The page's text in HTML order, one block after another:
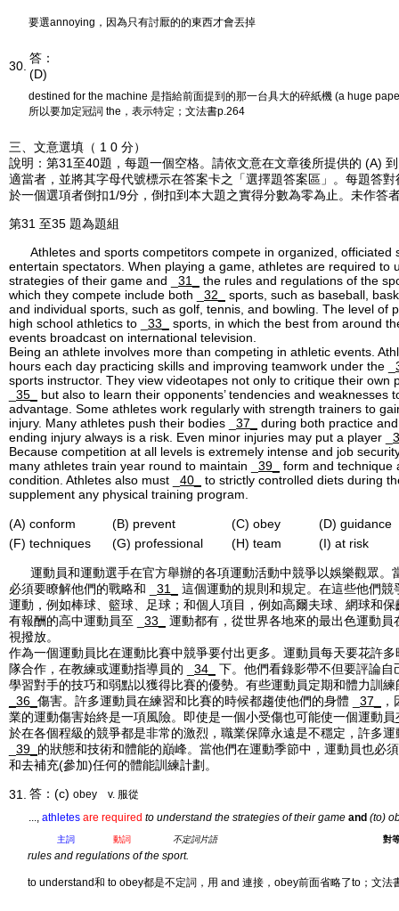
要選annoying，因為只有討厭的的東西才會丟掉
30.
答：
(D)
destined for the machine 是指給前面提到的那一台具大的碎紙機 (a huge
所以要加定冠詞 the，表示特定；文法書p.264
三、文意選填（ 1 0 分）
說明：第31至40題，每題一個空格。請依文意在文章後所提供的 (A)
適當者，並將其字母代號標示在答案卡之「選擇題答案區」。每題答
於一個選項者倒扣1/9分，倒扣到本大題之實得分數為零為止。未作答
第31 至35 題為題組
Athletes and sports competitors compete in organized, officiated
entertain spectators. When playing a game, athletes are required to
strategies of their game and _ 31_
the rules and regulations of the
which they compete include both _ 32_
sports, such as baseball,
and individual sports, such as golf, tennis, and bowling. The level of
high school athletics to _ 33_
sports, in which the best from around
events broadcast on international television.
Being an athlete involves more than competing in athletic events.
hours each day practicing skills and improving teamwork under the _
sports instructor. They view videotapes not only to critique their own
35_
but also to learn their opponents’ tendencies and weaknesses
advantage. Some athletes work regularly with strength trainers to
injury. Many athletes push their bodies _ 37_
during both practice
ending injury always is a risk. Even minor injuries may put a player _
Because competition at all levels is extremely intense and job
many athletes train year round to maintain _ 39_
form and technique
condition. Athletes also must _ 40_
to strictly controlled diets during
supplement any physical training program.
(A) conform (B) prevent (C) obey
(D) guidance
(F) techniques
(G) professional (H) team (I) at risk
運動員和運動選手在官方舉辦的各項運動活動中競爭以娛樂觀眾。
必須要瞭解他們的戰略和 _ 31_
這個運動的規則和規定。在這些他們競
運動，例如棒球、籃球、足球；和個人項目，例如高爾夫球、網球和
有報酬的高中運動員至 _ 33_
運動都有，從世界各地來的最出色運動員
視撥放。
作為一個運動員比在運動比賽中競爭要付出更多。運動員每天要花許
隊合作，在教練或運動指導員的 _ 34_
下。他們看錄影帶不但要評論自
學習對手的技巧和弱點以獲得比賽的優勢。有些運動員定期和體力訓
_36_ 傷害。許多運動員在練習和比賽的時候都趨使他們的身體 _ 37_
業的運動傷害始終是一項風險。即使是一個小受傷也可能使一個運動員
於在各個程級的競爭都是非常的激烈，職業保障永遠是不穩定，許多
39_ 的狀態和技術和體能的巔峰。當他們在運動季節中，運動員也必
和去補充(參加)任何的體能訓練計劃。
31. 答：(c) obey
v. 服從
..., athletes are required to understand the strategies of their game and (to)
主詞 動詞 不定詞片語 對
rules and regulations of the sport.
to understand和 to obey都是不定詞，用 and 連接，obey前面省略了to；文法